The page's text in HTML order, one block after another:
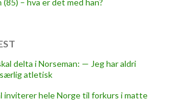
(85) – hva er det med han?
delta i Norseman: — Jeg har aldri
atletisk
inviterer hele Norge til forkurs i matte